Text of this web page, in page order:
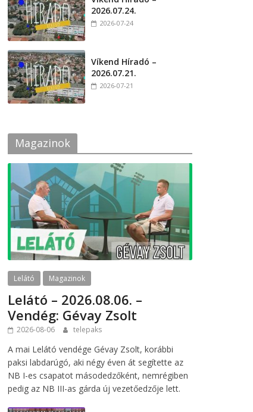
2026.07.24.
2026-07-24
Víkend Híradó –
2026.07.21.
2026-07-21
Magazinok
Lelátó Magazinok
Lelátó – 2026.08.06. –
Vendég: Gévay Zsolt
2026-08-06 telepaks
A mai Lelátó vendége Gévay Zsolt, korábbi
paksi labdarúgó, aki négy éven át segítette az
NB I-es csapatot másodedzőként, nemrégiben
pedig az NB III-as gárda új vezetőedzője lett.